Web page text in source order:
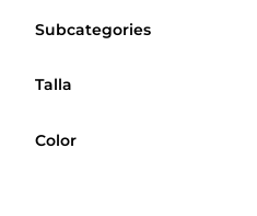
Subcategories
Talla
Color